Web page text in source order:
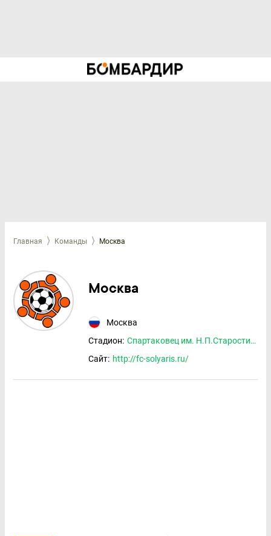
Главная Команды Москва
Москва
Москва
Стадион:
Спартаковец им. Н.П.Старостина
Сайт: http://fc-solyaris.ru/